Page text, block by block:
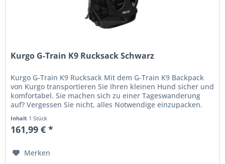
Kurgo G-Train K9 Rucksack Schwarz
Kurgo G-Train K9 Rucksack Mit dem G-Train K9 Backpack
von Kurgo transportieren Sie Ihren kleinen Hund sicher und
komfortabel. Sie machen sich zu einer Tageswanderung
auf? Vergessen Sie nicht, alles Notwendige einzupacken.
Inhalt 1 Stück
161,99 € *
Merken